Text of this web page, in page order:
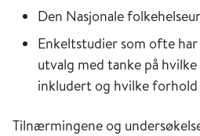
Den Nasjonale
Enkeltstudier som ofte
utvalg med tanke på
inkludert og hvilke
Tilnærmingene og